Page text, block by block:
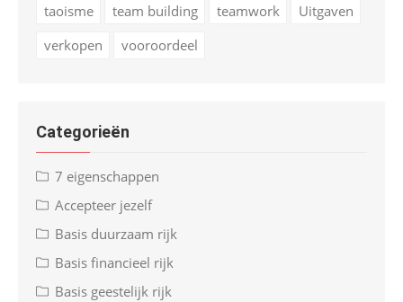
taoisme
team building teamwork
Uitgaven
verkopen
vooroordeel
Categorieën
7 eigenschappen
Accepteer jezelf
Basis duurzaam rijk
Basis financieel rijk
Basis geestelijk rijk